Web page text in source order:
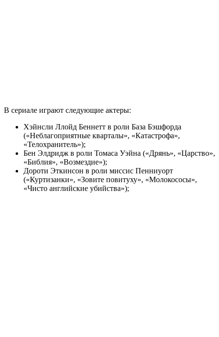
В сериале играют следующие актеры:
Хэйнсли Ллойд Беннетт в роли База Бэшфорда
(«Неблагоприятные кварталы», «Катастрофа»,
«Телохранитель»);
Бен Элдридж в роли Томаса Уэйна («Дрянь», «Царство»,
«Библия», «Возмездие»);
Дороти Эткинсон в роли миссис Пенниуорт
(«Куртизанки», «Зовите повитуху», «Молокососы»,
«Чисто английские убийства»);